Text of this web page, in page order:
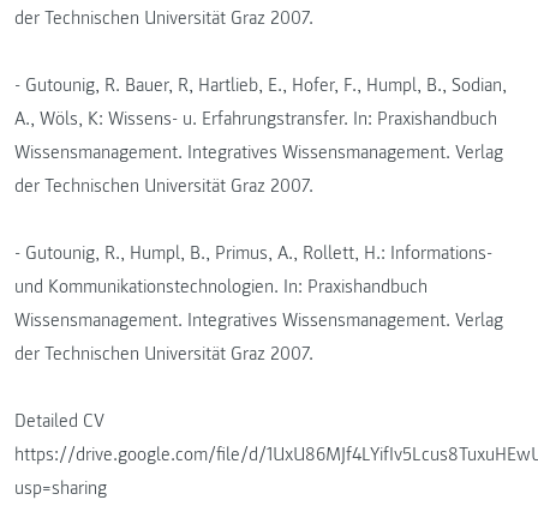
der Technischen Universität Graz 2007.
- Gutounig, R. Bauer, R, Hartlieb, E., Hofer, F., Humpl, B., Sodian,
A., Wöls, K: Wissens- u. Erfahrungstransfer. In: Praxishandbuch
Wissensmanagement. Integratives Wissensmanagement. Verlag
der Technischen Universität Graz 2007.
- Gutounig, R., Humpl, B., Primus, A., Rollett, H.: Informations-
und Kommunikationstechnologien. In: Praxishandbuch
Wissensmanagement. Integratives Wissensmanagement. Verlag
der Technischen Universität Graz 2007.
Detailed CV
https://drive.google.com/file/d/
usp=sharing